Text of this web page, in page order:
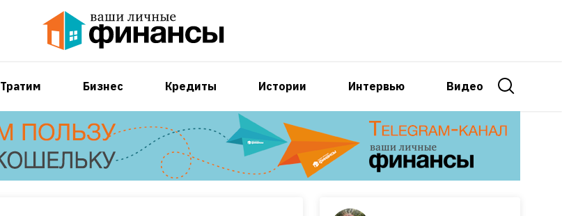
Тратим Бизнес Кредиты Истории Интервью Видео